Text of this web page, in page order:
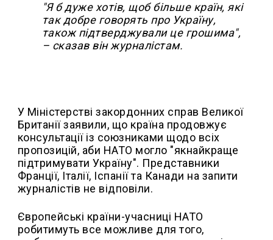
"Я б дуже хотів, щоб більше країн, які
так добре говорять про Україну,
також підтверджували це грошима",
– сказав він журналістам.
У Міністерстві закордонних справ Великої
Британії заявили, що країна продовжує
консультації із союзниками щодо всіх
пропозицій, аби НАТО могло "якнайкраще
підтримувати Україну". Представники
Франції, Італії, Іспанії та Канади на запити
журналістів не відповіли.
Європейські країни-учасниці НАТО
робитимуть все можливе для того,